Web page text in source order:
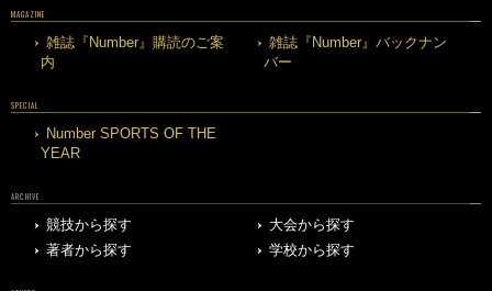
MAGAZINE
雑誌『Number』購読のご案
内
雑誌『Number』バックナン
バー
SPECIAL
Number SPORTS OF THE
YEAR
ARCHIVE
競技から探す
大会から探す
著者から探す
学校から探す